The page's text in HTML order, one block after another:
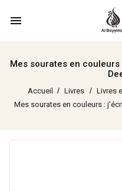
menu
Mes sourates en
Accueil Livres Livres
Mes sourates en couleurs :